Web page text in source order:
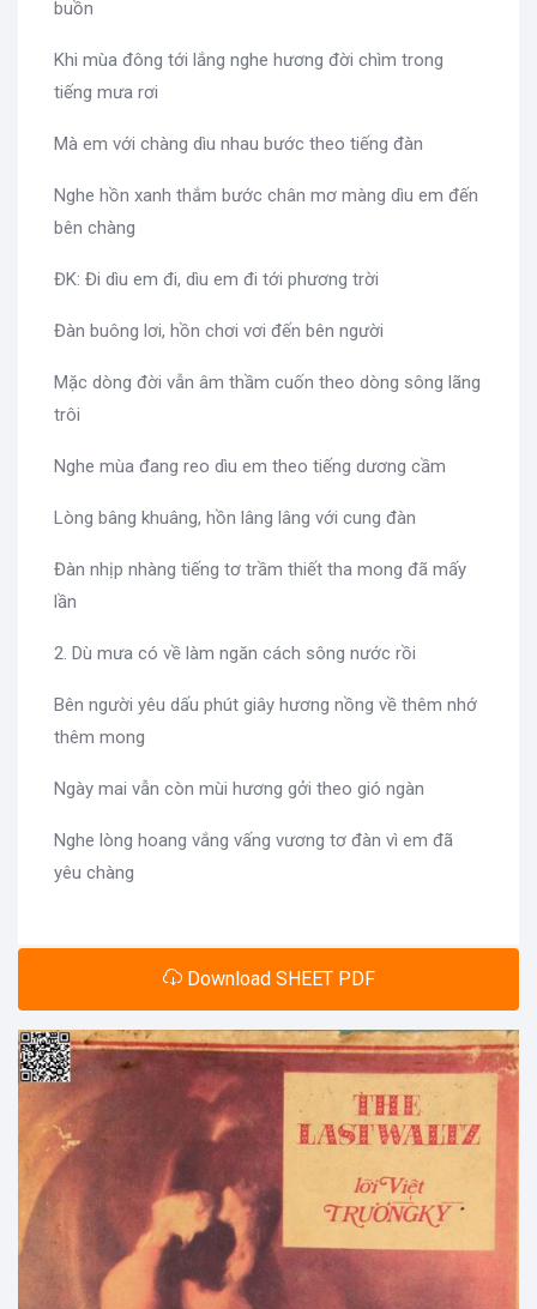
buồn
Khi mùa đông tới lắng nghe hương đời chìm trong
tiếng mưa rơi
Mà em với chàng dìu nhau bước theo tiếng đàn
Nghe hồn xanh thắm bước chân mơ màng dìu em đến
bên chàng
ĐK: Đi dìu em đi, dìu em đi tới phương trời
Đàn buông lơi, hồn chơi vơi đến bên người
Mặc dòng đời vẫn âm thầm cuốn theo dòng sông lãng
trôi
Nghe mùa đang reo dìu em theo tiếng dương cầm
Lòng bâng khuâng, hồn lâng lâng với cung đàn
Đàn nhịp nhàng tiếng tơ trầm thiết tha mong đã mấy
lần
2. Dù mưa có về làm ngăn cách sông nước rồi
Bên người yêu dấu phút giây hương nồng về thêm nhớ
thêm mong
Ngày mai vẫn còn mùi hương gởi theo gió ngàn
Nghe lòng hoang vắng vấng vương tơ đàn vì em đã
yêu chàng
Download SHEET PDF